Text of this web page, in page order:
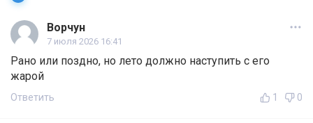
Ворчун
7 июля 2026 16:41
Рано или поздно, но лето должно наступить с его
жарой
Ответить 1 0